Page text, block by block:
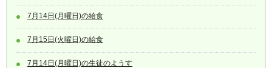
7月14日(月曜日)の給食
7月15日(火曜日)の給食
7月14日(月曜日)の生徒のようす